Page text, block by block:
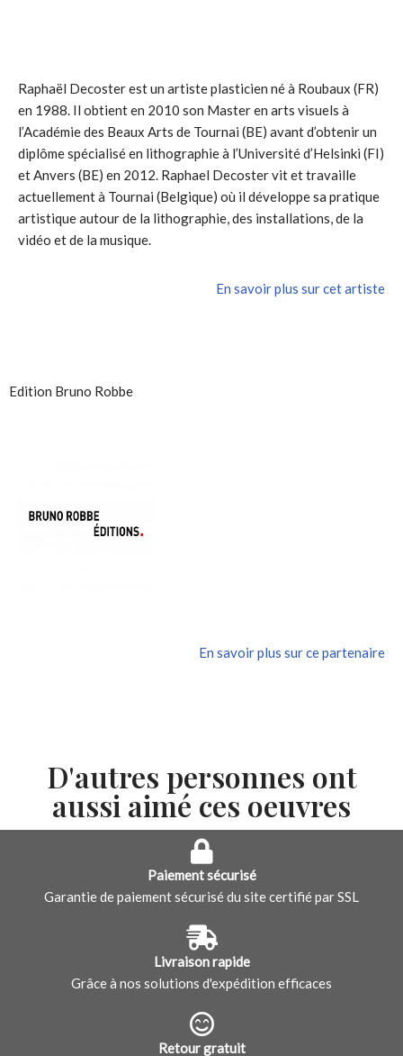
Raphaël Decoster est un artiste plasticien né à Roubaux (FR)
en 1988. Il obtient en 2010 son Master en arts visuels à
l’Académie des Beaux Arts de Tournai (BE) avant d’obtenir un
diplôme spécialisé en lithographie à l’Université d’Helsinki (FI)
et Anvers (BE) en 2012. Raphael Decoster vit et travaille
actuellement à Tournai (Belgique) où il développe sa pratique
artistique autour de la lithographie, des installations, de la
vidéo et de la musique.
En savoir plus sur cet artiste
Edition Bruno Robbe
En savoir plus sur ce partenaire
D'autres personnes ont
aussi aimé ces oeuvres
Paiement sécurisé
Garantie de paiement sécurisé du site certifié par SSL
Livraison rapide
Grâce à nos solutions d'expédition efficaces
Retour gratuit